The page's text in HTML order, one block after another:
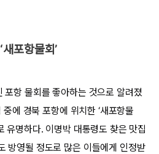
포항물회’
포항 물회를 좋아하는 것으로 알려졌
에 경북 포항에 위치한 ‘새포항물
유명하다. 이명박 대통령도 찾은 맛집
방영될 정도로 많은 이들에게 인정받